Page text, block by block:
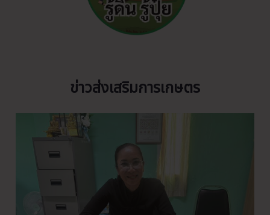
ข่าวส่งเสริมการเกษตร